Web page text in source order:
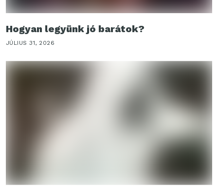
Hogyan legyünk jó barátok?
JÚLIUS 31, 2026